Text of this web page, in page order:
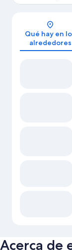
Qué hay en
alrededores
Acerca de